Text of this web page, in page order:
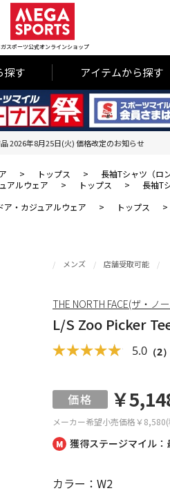
ガスポーツ公式オンラインショップ
探す アイテムから探す
2026年8月25日(火) 価格改定のお知らせ
> トップス > 長袖Tシャツ（ロン
アルウェア > トップス >
長袖T
ア・カジュアルウェア > トップス >
獲得ステージマイル：
メンズ 店舗受取可能
L/S Zoo Picker
5.0 （2）
メーカー希望小売価格￥
￥
カラー：W2
THE NORTH FACE(ザ・ノ